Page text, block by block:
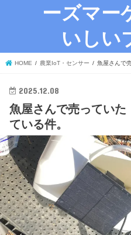
ーズマー
いしい
HOME 農業IoT・センサー 魚屋さんで
2025.12.08
魚屋さんで売っていた
ている件。